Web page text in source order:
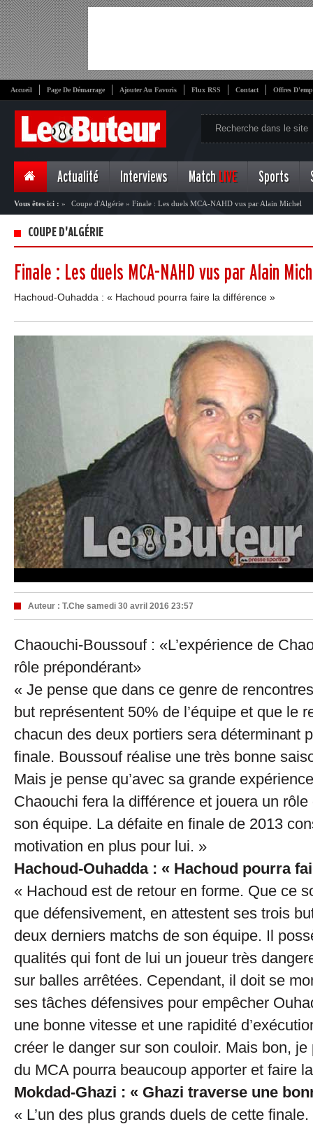
Accueil Page De Démarrage Ajouter Au Favoris Flux RSS Contact Offres
Actualité Interviews Match LIVE Sports
Vous êtes ici : » Coupe d'Algérie » Finale : Les duels MCA-NAHD vus par Alain Michel
COUPE D'ALGÉRIE
Finale : Les duels MCA-NAHD vus par Alain
Hachoud-Ouhadda : « Hachoud pourra faire la différence »
Auteur : T.Che samedi 30 avril 2016 23:57
Chaouchi-Boussouf : «L’expérience de
rôle prépondérant»
« Je pense que dans ce genre de
but représentent 50% de l’équipe et que le
chacun des deux portiers sera déterminant
finale. Boussouf réalise une très bonne
Mais je pense qu’avec sa grande
Chaouchi fera la différence et jouera un
son équipe. La défaite en finale de 2013
motivation en plus pour lui. »
Hachoud-Ouhadda : « Hachoud pourra
« Hachoud est de retour en forme. Que ce
que défensivement, en attestent ses trois
deux derniers matchs de son équipe. Il
qualités qui font de lui un joueur très
sur balles arrêtées. Cependant, il doit se
ses tâches défensives pour empêcher
une bonne vitesse et une rapidité
créer le danger sur son couloir. Mais bon,
du MCA pourra beaucoup apporter et faire
Mokdad-Ghazi : « Ghazi traverse une
« L’un des plus grands duels de cette